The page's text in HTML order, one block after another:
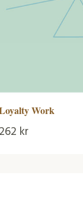
Work
262 kr